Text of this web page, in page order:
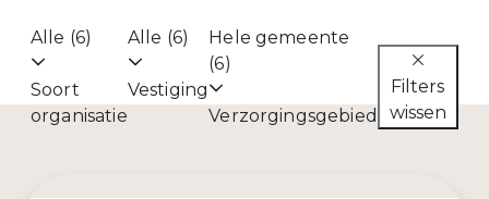
Alle (6)
Soort
organisatie
Alle (6)
Vestiging
Hele gemeente
(6)
Verzorgingsgebied
Filters
wissen